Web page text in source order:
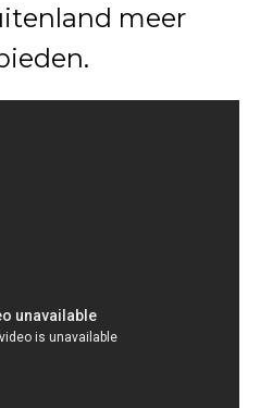
meer